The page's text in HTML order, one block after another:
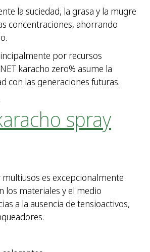
la suciedad, la grasa y la mugre
concentraciones, ahorrando
por recursos
karacho zero% asume la
con las generaciones futuras.
spray
es excepcionalmente
los materiales y el medio
a la ausencia de tensioactivos,